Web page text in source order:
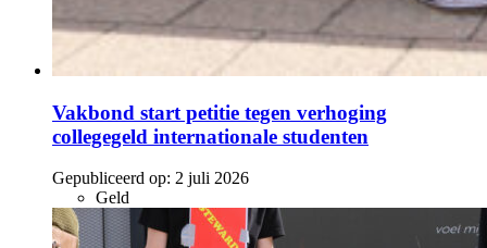
Vakbond start petitie tegen verhoging
collegegeld internationale studenten
Gepubliceerd op: 2 juli 2026
Geld